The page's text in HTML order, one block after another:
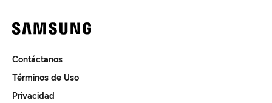
Contáctanos
Términos de Uso
Privacidad